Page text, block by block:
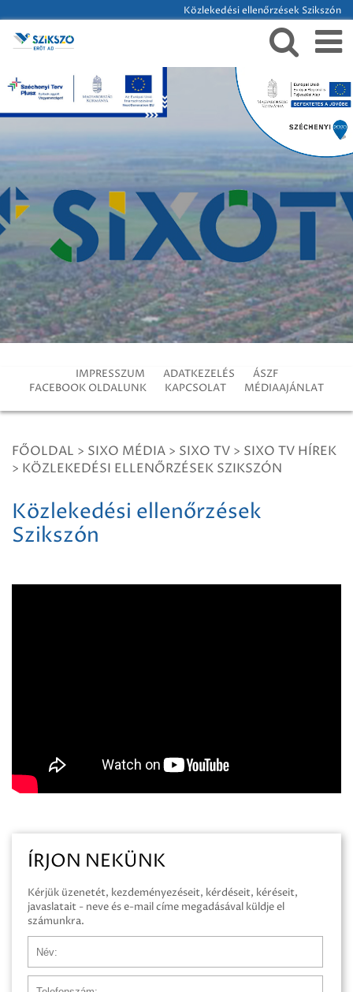
Közlekedési ellenőrzések Szikszón
IMPRESSZUM ADATKEZELÉS
ÁSZF
FACEBOOK OLDALUNK
KAPCSOLAT MÉDIAAJÁNLAT
FŐOLDAL > SIXO MÉDIA > SIXO TV > SIXO TV HÍREK
> KÖZLEKEDÉSI ELLENŐRZÉSEK SZIKSZÓN
Közlekedési ellenőrzések
Szikszón
ÍRJON NEKÜNK
Kérjük üzenetét, kezdeményezéseit, kérdéseit, kéréseit,
javaslatait - neve és e-mail címe megadásával küldje el
számunkra.